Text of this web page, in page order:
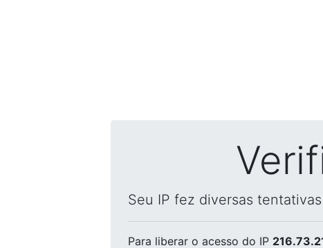
Seu IP fez diversas
Para liberar o acesso do IP